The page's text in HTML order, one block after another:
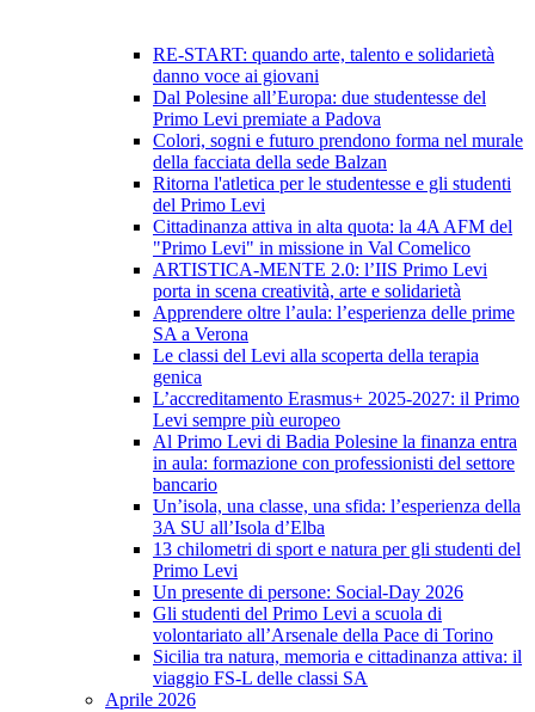
RE-START: quando arte, talento e solidarietà
danno voce ai giovani
Dal Polesine all’Europa: due studentesse del
Primo Levi premiate a Padova
Colori, sogni e futuro prendono forma nel murale
della facciata della sede Balzan
Ritorna l'atletica per le studentesse e gli studenti
del Primo Levi
Cittadinanza attiva in alta quota: la 4A AFM del
"Primo Levi" in missione in Val Comelico
ARTISTICA-MENTE 2.0: l’IIS Primo Levi
porta in scena creatività, arte e solidarietà
Apprendere oltre l’aula: l’esperienza delle prime
SA a Verona
Le classi del Levi alla scoperta della terapia
genica
L’accreditamento Erasmus+ 2025-2027: il Primo
Levi sempre più europeo
Al Primo Levi di Badia Polesine la finanza entra
in aula: formazione con professionisti del settore
bancario
Un’isola, una classe, una sfida: l’esperienza della
3A SU all’Isola d’Elba
13 chilometri di sport e natura per gli studenti del
Primo Levi
Un presente di persone: Social-Day 2026
Gli studenti del Primo Levi a scuola di
volontariato all’Arsenale della Pace di Torino
Sicilia tra natura, memoria e cittadinanza attiva: il
viaggio FS-L delle classi SA
Aprile 2026